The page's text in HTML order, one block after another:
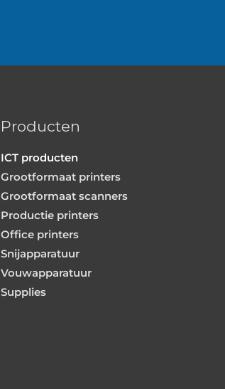
Producten
ICT producten
Grootformaat printers
Grootformaat scanners
Productie printers
Office printers
Snijapparatuur
Vouwapparatuur
Supplies